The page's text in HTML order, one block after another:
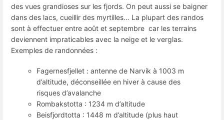
des vues grandioses sur les fjords. On peut aussi se baigner
dans des lacs, cueillir des myrtilles… La plupart des randos
sont à effectuer entre août et septembre car les terrains
deviennent impraticables avec la neige et le verglas.
Exemples de randonnées :
Fagernesfjellet : antenne de Narvik à 1003 m
d’altitude, déconseillée en hiver à cause des
risques d’avalanche
Rombakstotta : 1234 m d’altitude
Beisfjordtotta : 1448 m d’altitude (plus haut